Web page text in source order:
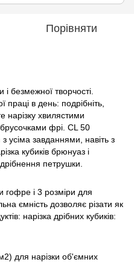
Порівняти
і безмежної творчості.
праці в день: подрібніть,
нарізку хвилястими
фрі. CL 50
усіма завданнями, навіть з
кубиків брюнуаз і
петрушки.
гофре і 3 розміри для
ємність дозволяє різати як
нарізка дрібних кубиків:
для нарізки об'ємних